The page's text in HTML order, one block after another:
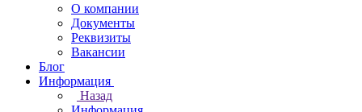
О компании
Документы
Реквизиты
Вакансии
Блог
Информация
Назад